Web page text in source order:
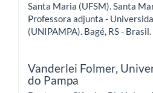
Santa Maria (UFSM). Santa
Professora adjunta -
(UNIPAMPA). Bagé, RS - Brasil.
Vanderlei Folmer,
do Pampa